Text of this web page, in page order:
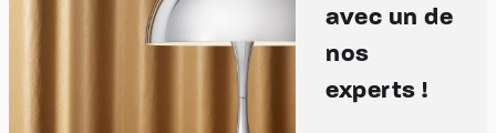
avec un de
nos
experts !